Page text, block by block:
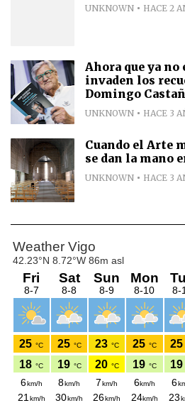
UNKNOWN HACE 2
Ahora que ya no
invaden los
Domingo
UNKNOWN HACE 3
Cuando el Arte
se dan la mano
UNKNOWN HACE 3